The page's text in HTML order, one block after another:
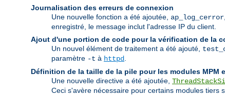
Journalisation des erreurs de connexion
Une nouvelle fonction a été ajoutée, ap_log_cerror
enregistré, le message inclut l'adresse IP du client.
Ajout d'une portion de code pour la vérification de la
Un nouvel élément de traitement a été ajouté,
paramètre -t à httpd
Définition de la taille de la pile pour les modules MPM
Une nouvelle directive a été ajoutée,
Ceci s'avère nécessaire pour certains modules tiers